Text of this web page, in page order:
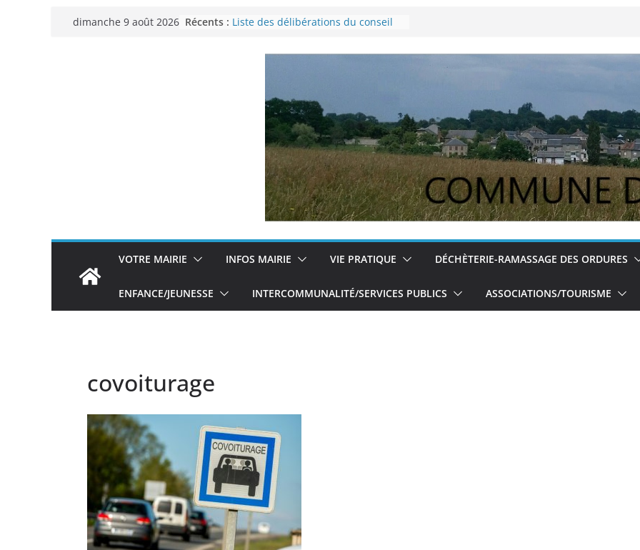
Passerdimanche 9 août 2026 Récents : Liste des délibérations du conseil
municipal en date du 5/12/2024
VOTRE MAIRIE INFOS MAIRIE VIE PRATIQUE DÉCHÈTERIE-RAMASSAGE DES ORDURES
ENFANCE/JEUNESSE INTERCOMMUNALITÉ/SERVICES PUBLICS ASSOCIATIONS/TOURISME
covoiturage